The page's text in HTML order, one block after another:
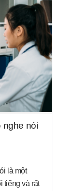
là một
N2.
nghe nói
là một
tiếng và rất